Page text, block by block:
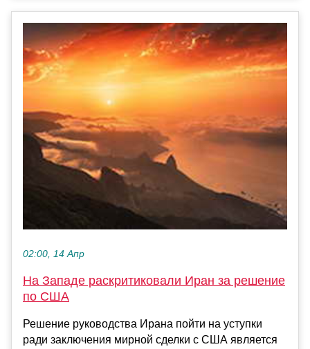
02:00, 14 Апр
На Западе раскритиковали Иран за решение
по США
Решение руководства Ирана пойти на уступки
ради заключения мирной сделки с США является